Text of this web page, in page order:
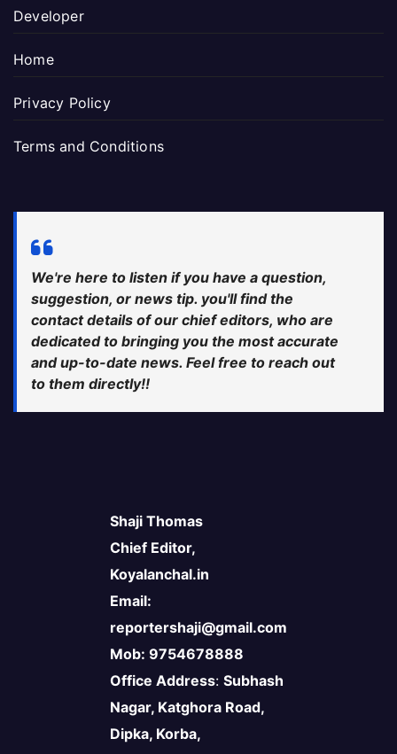
Developer
Home
Privacy Policy
Terms and Conditions
We're here to listen if you have a question,
suggestion, or news tip. you'll find the
contact details of our chief editors, who are
dedicated to bringing you the most accurate
and up-to-date news. Feel free to reach out
to them directly!!
Shaji Thomas
Chief Editor,
Koyalanchal.in
Email:
reportershaji@gmail.com
Mob: 9754678888
Office Address: Subhash
Nagar, Katghora Road,
Dipka, Korba,